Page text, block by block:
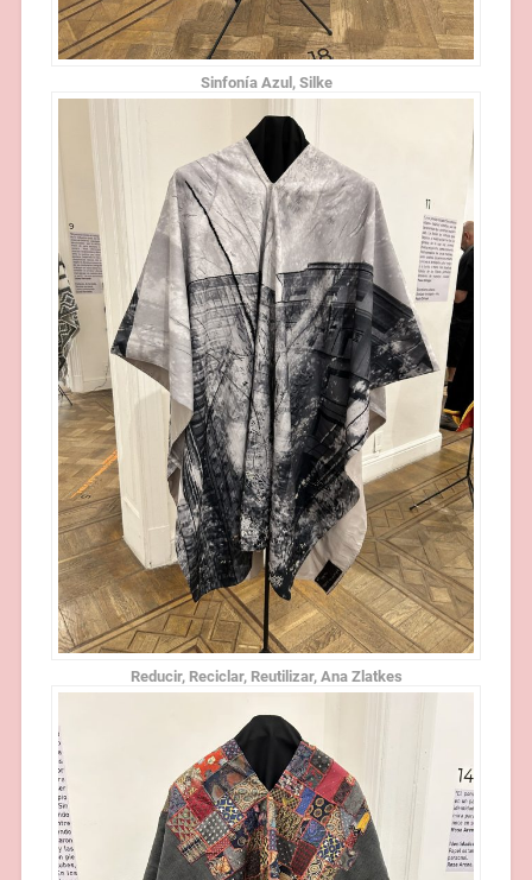
Sinfonía Azul, Silke
Reducir, Reciclar, Reutilizar, Ana Zlatkes